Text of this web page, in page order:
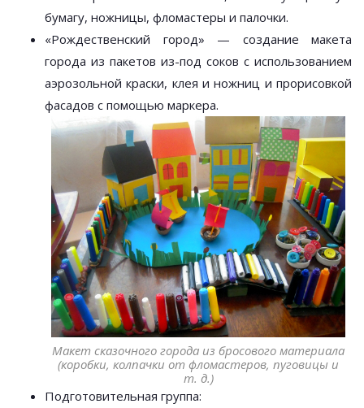
бумагу, ножницы, фломастеры и палочки.
«Рождественский город» — создание макета
города из пакетов из-под соков с использованием
аэрозольной краски, клея и ножниц и прорисовкой
фасадов с помощью маркера.
Макет сказочного города из бросового материала
(коробки, колпачки от фломастеров, пуговицы и
т. д.)
Подготовительная группа: